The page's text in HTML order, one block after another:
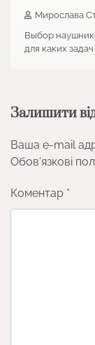
Мирослава
Выбор
для каких
Залишити
Ваша e-mail
Обов’язкові
Коментар *